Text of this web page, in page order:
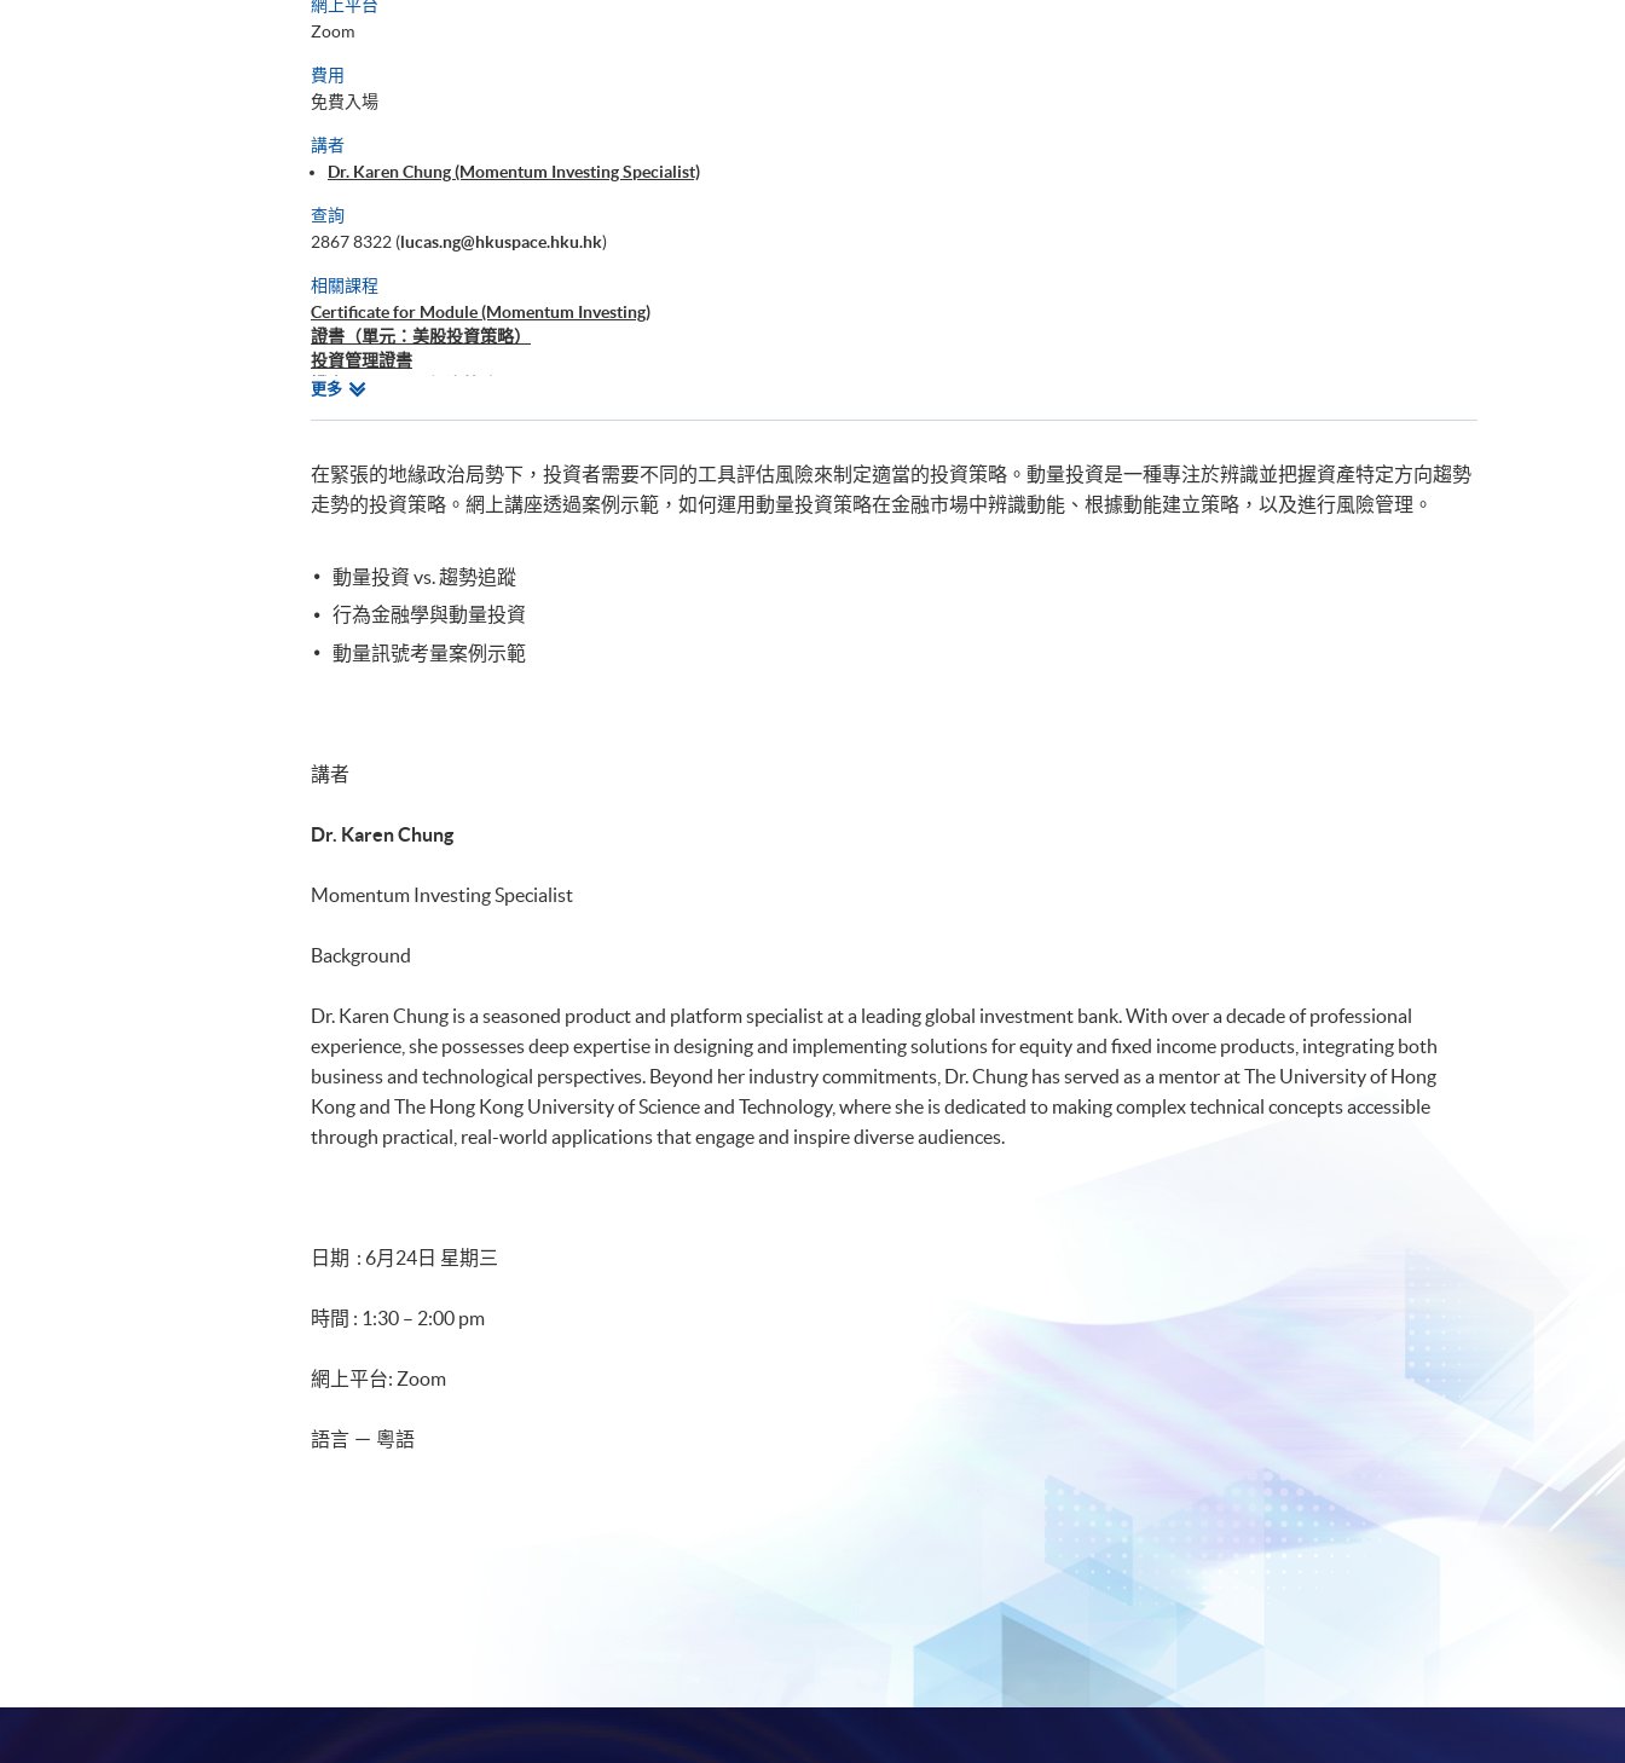
網上平台
Zoom
費用
免費入場
講者
Dr. Karen Chung (Momentum Investing Specialist)
查詢
2867 8322 (lucas.ng@hkuspace.hku.hk)
相關課程
Certificate for Module (Momentum Investing)
證書（單元：美股投資策略）
投資管理證書
證書(單元 : 股票投資策略)
更多相
在緊張的地緣政治局勢下，投資者需要不同的工具評估風險來制定適當的投資策略。動量投資是一種專注於辨識並把握資產特定方向趨勢
走勢的投資策略。網上講座透過案例示範，如何運用動量投資策略在金融市場中辨識動能、根據動能建立策略，以及進行風險管理。
動量投資 vs. 趨勢追蹤
行為金融學與動量投資
動量訊號考量案例示範
講者
Dr. Karen Chung
Momentum Investing Specialist
Background
Dr. Karen Chung is a seasoned product and platform specialist at a leading global investment bank. With over a decade of professional
experience, she possesses deep expertise in designing and implementing solutions for equity and fixed income products, integrating both
business and technological perspectives. Beyond her industry commitments, Dr. Chung has served as a mentor at The University of Hong
Kong and The Hong Kong University of Science and Technology, where she is dedicated to making complex technical concepts accessible
through practical, real-world applications that engage and inspire diverse audiences.
日期 : 6月24日 星期三
時間 : 1:30 – 2:00 pm
網上平台: Zoom
語言 － 粵語